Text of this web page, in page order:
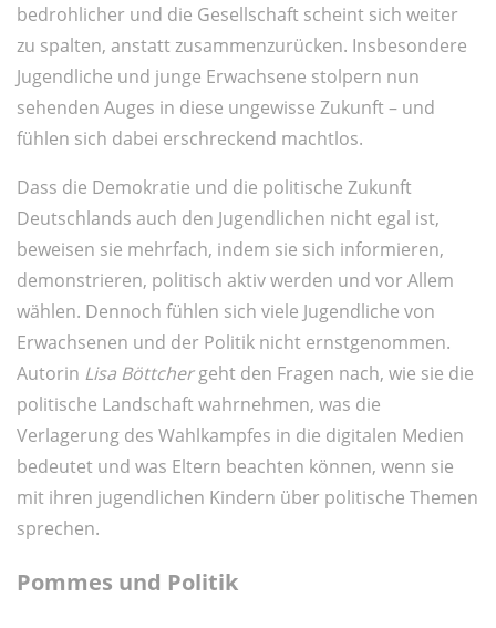
bedrohlicher und die Gesellschaft scheint sich weiter
zu spalten, anstatt zusammenzurücken. Insbesondere
Jugendliche und junge Erwachsene stolpern nun
sehenden Auges in diese ungewisse Zukunft – und
fühlen sich dabei erschreckend machtlos.
Dass die Demokratie und die politische Zukunft
Deutschlands auch den Jugendlichen nicht egal ist,
beweisen sie mehrfach, indem sie sich informieren,
demonstrieren, politisch aktiv werden und vor Allem
wählen. Dennoch fühlen sich viele Jugendliche von
Erwachsenen und der Politik nicht ernstgenommen.
Autorin Lisa Böttchergeht den Fragen nach, wie sie die
politische Landschaft wahrnehmen, was die
Verlagerung des Wahlkampfes in die digitalen Medien
bedeutet und was Eltern beachten können, wenn sie
mit ihren jugendlichen Kindern über politische Themen
sprechen.
Pommes und Politik